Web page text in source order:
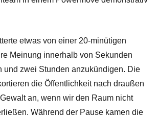
etwas von einer 20-minütigen
Meinung innerhalb von Sekunden
und zwei Stunden anzukündigen. Die
die Öffentlichkeit nach draußen
an, wenn wir den Raum nicht
Während der Pause kamen die